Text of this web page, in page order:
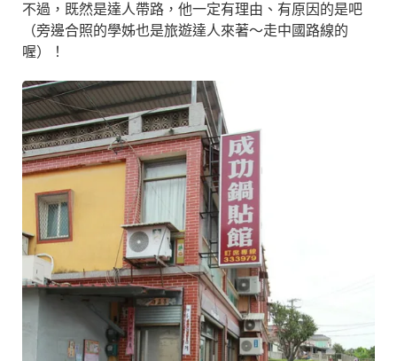
不過，既然是達人帶路，他一定有理由、有原因的是吧
（旁邊合照的學姊也是旅遊達人來著～走中國路線的
喔）！